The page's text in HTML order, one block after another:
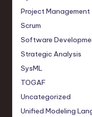
Project Management
Scrum
Software
Strategic Analysis
SysML
TOGAF
Uncategorized
Unified Modeling